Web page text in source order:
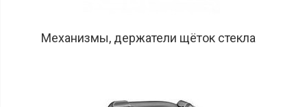
Механизмы, держатели щёток стекла